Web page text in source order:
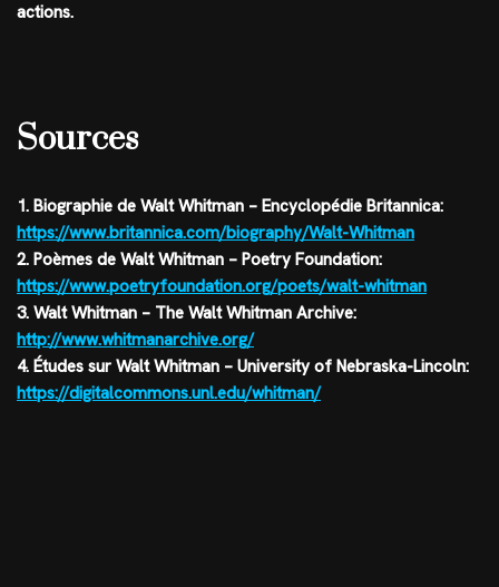
actions.
Sources
1. Biographie de Walt Whitman – Encyclopédie Britannica:
https://www.britannica.com/biography/Walt-Whitman
2. Poèmes de Walt Whitman – Poetry Foundation:
https://www.poetryfoundation.org/poets/walt-whitman
3. Walt Whitman – The Walt Whitman Archive:
http://www.whitmanarchive.org/
4. Études sur Walt Whitman – University of Nebraska-Lincoln:
https://digitalcommons.unl.edu/whitman/